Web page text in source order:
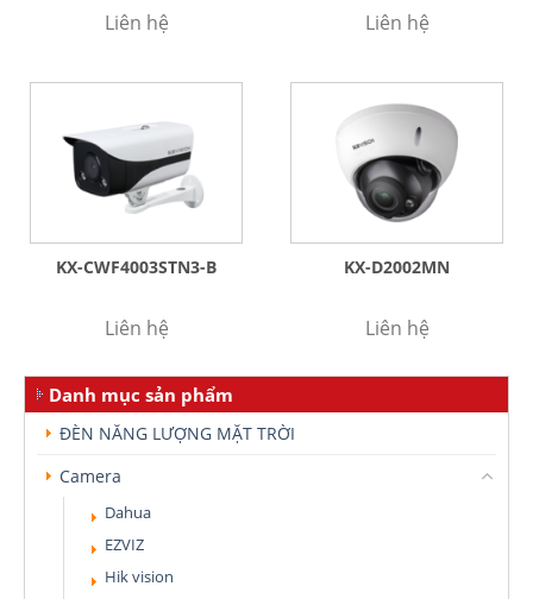
Liên hệ Liên hệ
KX-CWF4003STN3-B
Liên hệ
KX-D2002MN
Liên hệ
Danh mục sản phẩm
ĐÈN NĂNG LƯỢNG MẶT TRỜI
Camera
Dahua
EZVIZ
Hik vision